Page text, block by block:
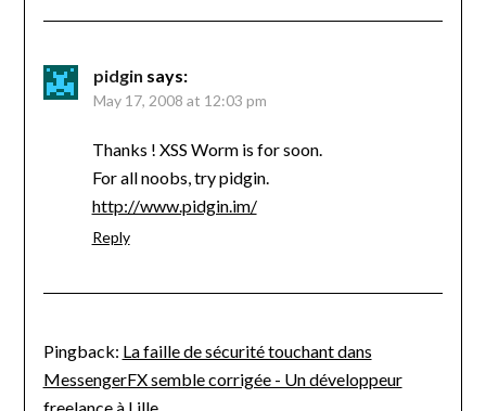
pidgin says:
May 17, 2008 at 12:03 pm
Thanks ! XSS Worm is for soon.
For all noobs, try pidgin.
http://www.pidgin.im/
Reply
Pingback: La faille de sécurité touchant dans
MessengerFX semble corrigée - Un développeur